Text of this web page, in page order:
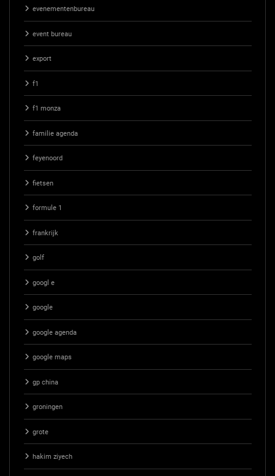
evenementenbureau
event bureau
export
f1
f1 monza
familie agenda
feyenoord
fietsen
formule 1
frankrijk
golf
googl e
google
google agenda
google maps
gp china
groningen
grote
hakim ziyech